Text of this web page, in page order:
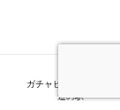
ガチャピンズラリー＆
道の駅